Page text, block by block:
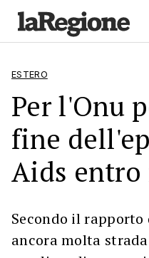
ESTERO
Per l'Onu
fine
Aids entro
Secondo il rapporto
ancora molta